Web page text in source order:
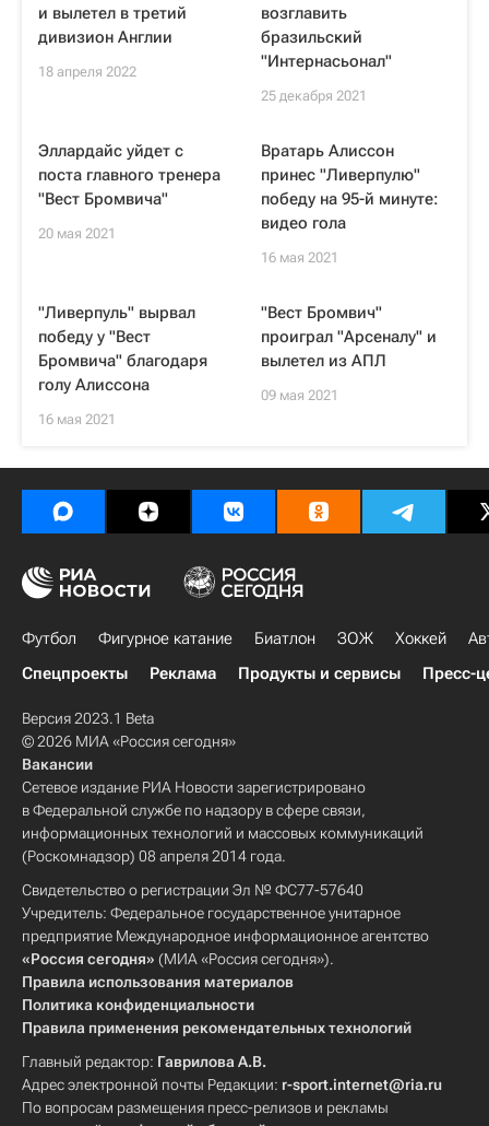
и вылетел в третий
дивизион Англии
18 апреля 2022
возглавить
бразильский
"Интернасьонал"
25 декабря 2021
Эллардайс уйдет с
поста главного тренера
"Вест Бромвича"
20 мая 2021
Вратарь Алиссон
принес "Ливерпулю"
победу на 95-й минуте:
видео гола
16 мая 2021
"Ливерпуль" вырвал
победу у "Вест
Бромвича" благодаря
голу Алиссона
16 мая 2021
"Вест Бромвич"
проиграл "Арсеналу" и
вылетел из АПЛ
09 мая 2021
Футбол Фигурное катание Биатлон ЗОЖ Хоккей
Спецпроекты
Реклама Продукты и сервисы Пресс-
Версия 2023.1 Beta
© 2026 МИА «Россия сегодня»
Вакансии
Сетевое издание РИА Новости зарегистрировано
в Федеральной службе по надзору в сфере связи,
информационных технологий и массовых коммуникаций
(Роскомнадзор) 08 апреля 2014 года.
Свидетельство о регистрации Эл № ФС77-57640
Учредитель: Федеральное государственное унитарное
предприятие Международное информационное агентство
«Россия сегодня» (МИА «Россия сегодня»).
Правила использования материалов
Политика конфиденциальности
Правила применения рекомендательных технологий
Главный редактор: Гаврилова А.В.
Адрес электронной почты Редакции: r-sport.internet@ria.ru
По вопросам размещения пресс-релизов и рекламы